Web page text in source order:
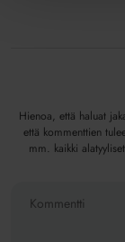
Hienoa, että haluat
että kommenttien
mm. kaikki